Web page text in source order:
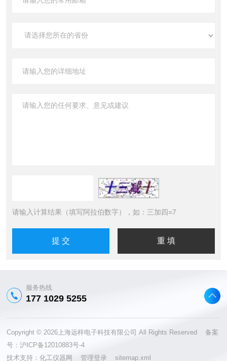
请输入计算结果（填写阿拉伯数字），如：三加四=7
服务热线
177 1029 5255
Copyright © 2026上海远梓电子科技有限公司 All Rights Reserved 备案
号：沪ICP备12010883号-4
技术支持：化工仪器网管理登录 sitemap.xml